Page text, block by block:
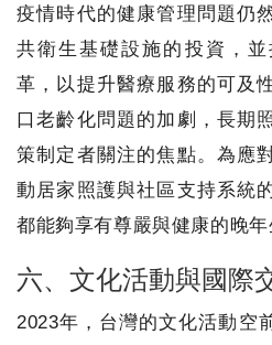
疫情時代的健康管理問題仍
共衛生基礎設施的投資，
革，以提升醫療服務的可及
口老齡化問題的加劇，長期
策制定者關注的焦點。為應
動居家照護與社區支持系統
都能夠享有尊嚴與健康的晚年
六、文化活動與國際
2023年，台灣的文化活動空